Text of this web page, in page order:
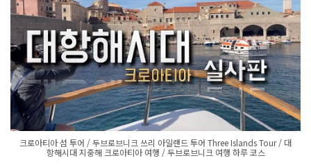
크로아티아 섬 투어 / 두브로브니크 쓰리 아일랜드 투어 Three Islands Tour / 대
항해시대 지중해 크로아티아 여행 / 두브로브니크 여행 하루 코스